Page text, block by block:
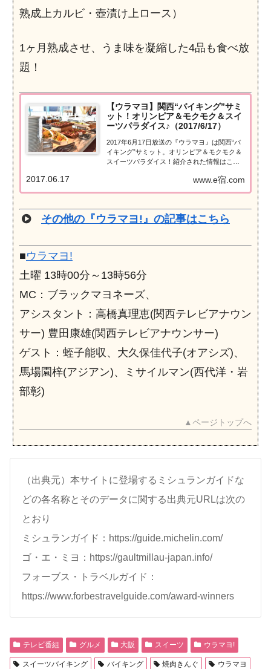
熟成上カルビ・壺漬け上ロース）
1ヶ月熟成させ、うま味を凝縮した4品も食べ放
題！
【ウラマヨ】関西“バイキング”サミ
ット！オリンピア＆モクモク＆スイ
ーツパラダイス♪（2017/6/17）
2017年6月17日放送の『ウラマヨ』は関西“バ
イキング”サミット。オリンピア＆モクモク＆
スイーツパラダイス！紹介された情報はこち
と損！『関西バイキングサミット』！オリン
ピア＆モクモク＆スイーツパラダイス♪土日は
www.e宿.com
2017.06.17
その他の『ウラマヨ!』の記事はこちら
■ウラマヨ!
土曜 13時00分～13時56分
MC：ブラックマヨネーズ、
アシスタント：高橋真理恵(関西テレビアナウン
サー) 豊田康雄(関西テレビアナウンサー)
ゲスト：蛭子能収、大久保佳代子(オアシズ)、
馬場園梓(アジアン)、ミサイルマン(西代洋・岩
部彰)
▲ページトップへ
（出典元）本サイトに登場するミシュランガイドな
どの各名称とそのデータに関する出典元URLは次の
とおり
ミシュランガイド：https://guide.michelin.com/
ゴ・エ・ミヨ：https://gaultmillau-japan.info/
フォーブス・トラベルガイド：
https://www.forbestravelguide.com/award-winners
テレビ番組 グルメ 大阪 スイーツ ウラマヨ!
スイーツバイキング バイキング 焼肉きんぐ ウラマヨ